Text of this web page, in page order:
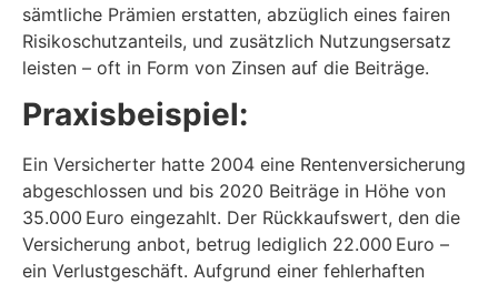
sämtliche Prämien erstatten, abzüglich eines fairen
Risikoschutzanteils, und zusätzlich Nutzungsersatz
leisten – oft in Form von Zinsen auf die Beiträge.
Praxisbeispiel:
Ein Versicherter hatte 2004 eine Rentenversicherung
abgeschlossen und bis 2020 Beiträge in Höhe von
35.000 Euro eingezahlt. Der Rückkaufswert, den die
Versicherung anbot, betrug lediglich 22.000 Euro –
ein Verlustgeschäft. Aufgrund einer fehlerhaften